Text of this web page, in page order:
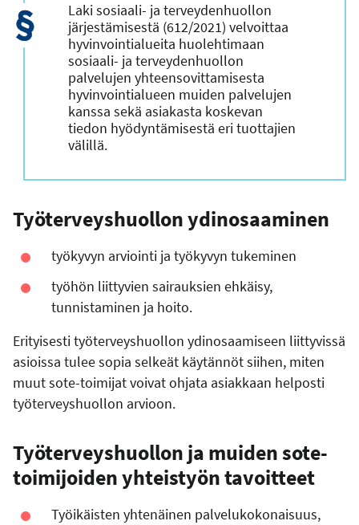
Laki sosiaali- ja terveydenhuollon
järjestämisestä (612/2021) velvoittaa
hyvinvointialueita huolehtimaan
sosiaali- ja terveydenhuollon
palvelujen yhteensovittamisesta
hyvinvointialueen muiden palvelujen
kanssa sekä asiakasta koskevan
tiedon hyödyntämisestä eri tuottajien
välillä.
Työterveyshuollon ydinosaaminen
työkyvyn arviointi ja työkyvyn tukeminen
työhön liittyvien sairauksien ehkäisy,
tunnistaminen ja hoito.
Erityisesti työterveyshuollon ydinosaamiseen liittyvissä
asioissa tulee sopia selkeät käytännöt siihen, miten
muut sote-toimijat voivat ohjata asiakkaan helposti
työterveyshuollon arvioon.
Työterveyshuollon ja muiden sote-
toimijoiden yhteistyön tavoitteet
Työikäisten yhtenäinen palvelukokonaisuus,